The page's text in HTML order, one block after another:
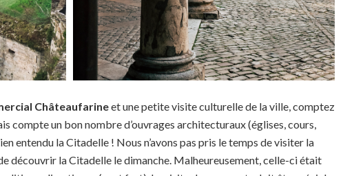
Châteaufarineet une petite visite culturelle de la ville, comptez
compte un bon nombre d’ouvrages architecturaux (églises, cours,
entendu la Citadelle ! Nous n’avons pas pris le temps de visiter la
découvrir la Citadelle le dimanche. Malheureusement, celle-ci était